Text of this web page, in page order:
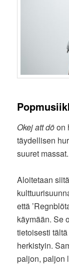
Okej att döon
täydellisen
suuret massat.
Aloitetaan
että
käymään. Se
tietoisesti
herkistyin.
paljon, paljon